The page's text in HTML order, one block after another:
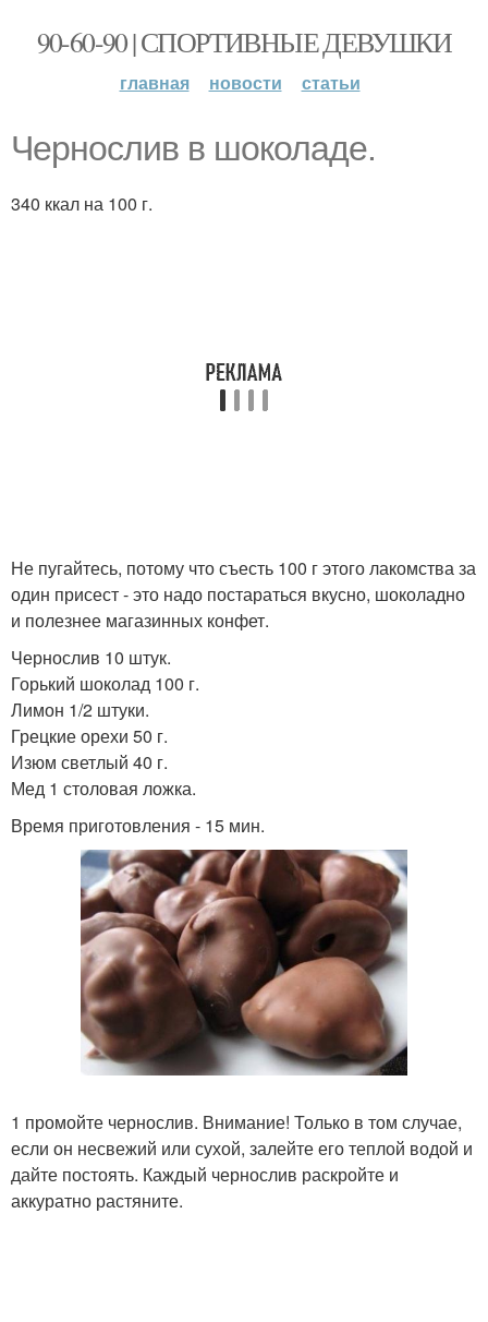
90-60-90 | СПОРТИВНЫЕ ДЕВУШКИ
главная новости статьи
Чернослив в шоколаде.
340 ккал на 100 г.
Не пугайтесь, потому что съесть 100 г этого лакомства за
один присест - это надо постараться вкусно, шоколадно
и полезнее магазинных конфет.
Чернослив 10 штук.
Горький шоколад 100 г.
Лимон 1/2 штуки.
Грецкие орехи 50 г.
Изюм светлый 40 г.
Мед 1 столовая ложка.
Время приготовления - 15 мин.
1 промойте чернослив. Внимание! Только в том случае,
если он несвежий или сухой, залейте его теплой водой и
дайте постоять. Каждый чернослив раскройте и
аккуратно растяните.